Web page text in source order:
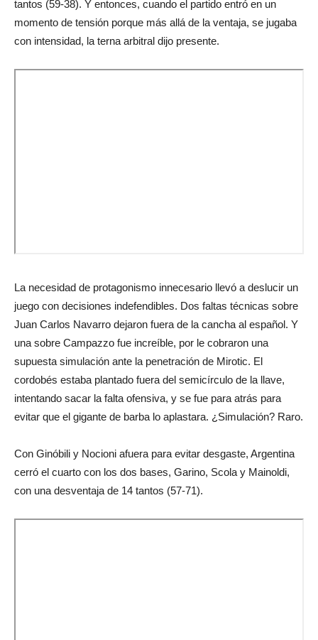
tantos (59-38). Y entonces, cuando el partido entró en un
momento de tensión porque más allá de la ventaja, se jugaba
con intensidad, la terna arbitral dijo presente.
La necesidad de protagonismo innecesario llevó a deslucir un
juego con decisiones indefendibles. Dos faltas técnicas sobre
Juan Carlos Navarro dejaron fuera de la cancha al español. Y
una sobre Campazzo fue increíble, por le cobraron una
supuesta simulación ante la penetración de Mirotic. El
cordobés estaba plantado fuera del semicírculo de la llave,
intentando sacar la falta ofensiva, y se fue para atrás para
evitar que el gigante de barba lo aplastara. ¿Simulación? Raro.
Con Ginóbili y Nocioni afuera para evitar desgaste, Argentina
cerró el cuarto con los dos bases, Garino, Scola y Mainoldi,
con una desventaja de 14 tantos (57-71).